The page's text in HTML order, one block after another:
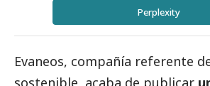
Perplexity
Evaneos, compañía referente